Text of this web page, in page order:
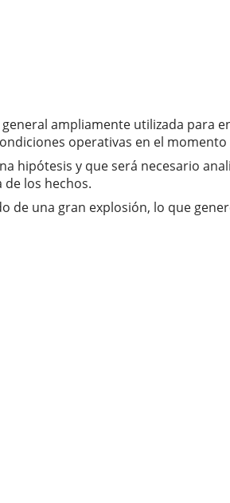
ampliamente utilizada para
operativas en el momento
hipótesis y que será necesario
los hechos.
de una gran explosión, lo que